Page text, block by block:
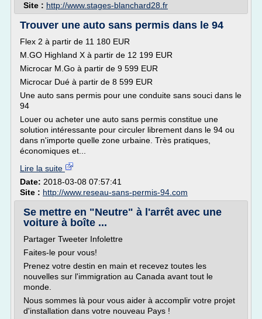
Site : http://www.stages-blanchard28.fr
Trouver une auto sans permis dans le 94
Flex 2 à partir de 11 180 EUR
M.GO Highland X à partir de 12 199 EUR
Microcar M.Go à partir de 9 599 EUR
Microcar Dué à partir de 8 599 EUR
Une auto sans permis pour une conduite sans souci dans le
94
Louer ou acheter une auto sans permis constitue une
solution intéressante pour circuler librement dans le 94 ou
dans n'importe quelle zone urbaine. Très pratiques,
économiques et...
Lire la suite
Date: 2018-03-08 07:57:41
Site : http://www.reseau-sans-permis-94.com
Se mettre en "Neutre" à l'arrêt avec une
voiture à boîte ...
Partager Tweeter Infolettre
Faites-le pour vous!
Prenez votre destin en main et recevez toutes les
nouvelles sur l'immigration au Canada avant tout le
monde.
Nous sommes là pour vous aider à accomplir votre projet
d'installation dans votre nouveau Pays !